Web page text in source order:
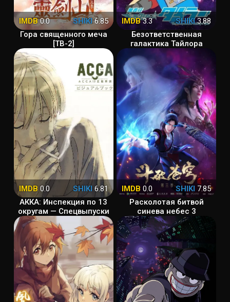
IMDB0.0 SHIKI6.85
Гора священного меча
[ТВ-2]
IMDB3.3 SHIKI3.88
Безответственная
галактика Тайлора
IMDB 0.0 SHIKI 6.81
АККА: Инспекция по 13
округам — Спецвыпуски
IMDB 0.0 SHIKI 7.85
Расколотая битвой
синева небес 3